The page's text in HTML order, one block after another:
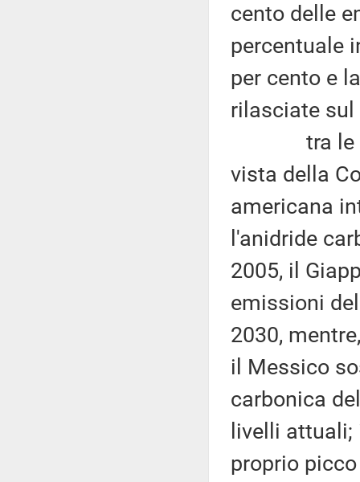
cento delle
percentuale
per cento e
rilasciate sul
tra le
vista della
americana
l'anidride
2005, il
emissioni
2030,
il Messico
carbonica
livelli
proprio